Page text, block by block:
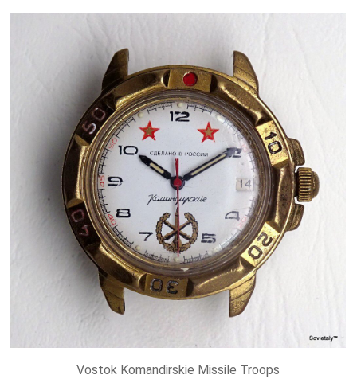
Vostok Komandirskie Missile Troops